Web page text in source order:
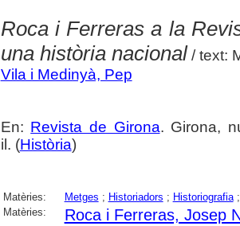
Roca i Ferreras a la
una història nacional/ text:
Vila i Medinyà, Pep
En: Revista de Girona. Girona,
il. (Història)
Matèries: Metges ; Historiadors ; Historiografia
Matèries:
Roca i Ferreras, Josep